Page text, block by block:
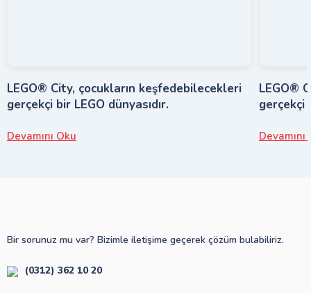
LEGO® City, çocukların keşfedebilecekleri
gerçekçi bir LEGO dünyasıdır.
Devamını Oku
LEGO®
gerçekçi
Devamını
Bir sorunuz mu var? Bizimle iletişime geçerek çözüm bulabiliriz.
(0312) 362 10 20